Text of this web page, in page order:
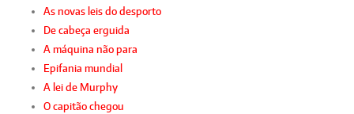
As novas leis do desporto
De cabeça erguida
A máquina não para
Epifania mundial
A lei de Murphy
O capitão chegou